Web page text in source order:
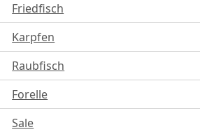
Friedfisch
Karpfen
Raubfisch
Forelle
Sale